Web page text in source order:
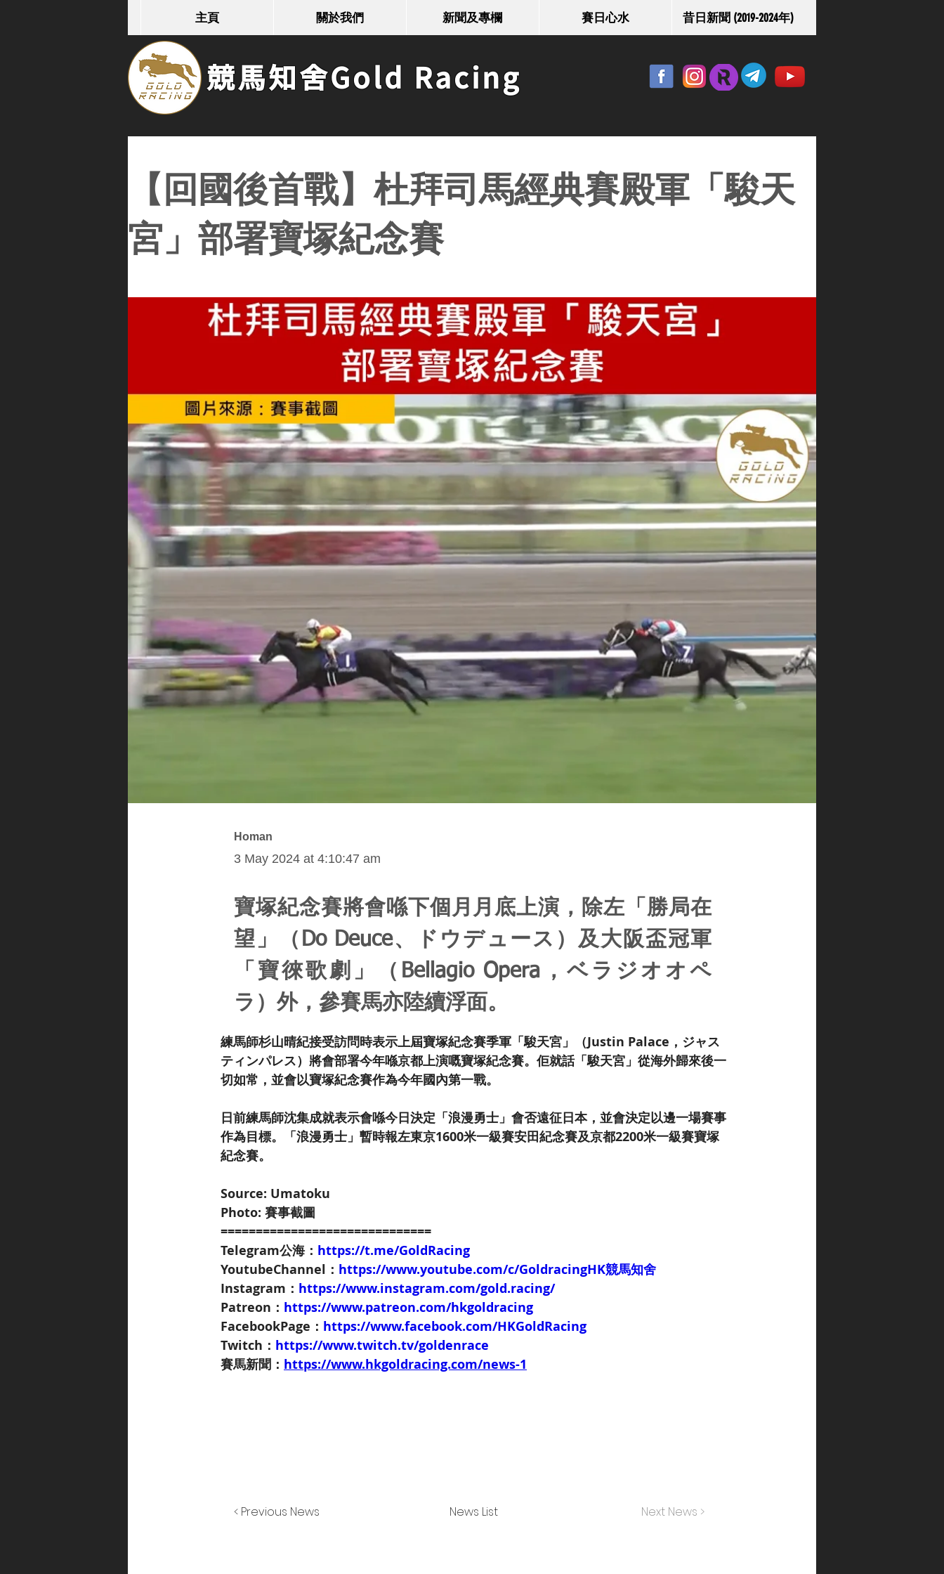
主頁 關於我們 新聞及專欄 賽日心水 昔日新聞 (2019-2024年)
競馬知舍Gold Racing
【回國後首戰】杜拜司馬經典賽殿軍「駿天
宮」部署寶塚紀念賽
Homan
3 May 2024 at 4:10:47 am
寶塚紀念賽將會喺下個月月底上演，除左「勝局在
望」（Do Deuce、ドウデュース）及大阪盃冠軍
「寶徠歌劇」（Bellagio Opera，ベラジオオペ
ラ）外，參賽馬亦陸續浮面。
練馬師杉山晴紀接受訪問時表示上屆寶塚紀念賽季軍「駿天宮」（Justin Palace，ジャス
ティンパレス）將會部署今年喺京都上演嘅寶塚紀念賽。佢就話「駿天宮」從海外歸來後一
切如常，並會以寶塚紀念賽作為今年國內第一戰。
日前練馬師沈集成就表示會喺今日決定「浪漫勇士」會否遠征日本，並會決定以邊一場賽事
作為目標。「浪漫勇士」暫時報左東京1600米一級賽安田紀念賽及京都2200米一級賽寶塚
紀念賽。
Source: Umatoku
Photo: 賽事截圖
==============================
Telegram公海： https://t.me/GoldRacing
YoutubeChannel： https://www.youtube.com/c/GoldracingHK競馬知舍
Instagram： https://www.instagram.com/gold.racing/
Patreon： https://www.patreon.com/hkgoldracing
FacebookPage： https://www.facebook.com/HKGoldRacing
Twitch： https://www.twitch.tv/goldenrace
賽馬新聞： https://www.hkgoldracing.com/news-1
< Previous News News List Next News >